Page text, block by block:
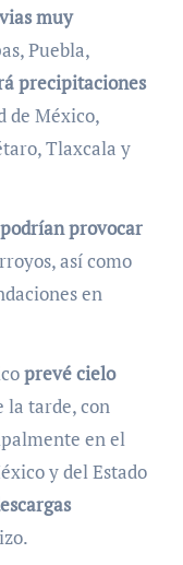
muy
Puebla,
precipitaciones
de México,
Tlaxcala y
podrían provocar
así como
en
prevé cielo
tarde, con
en el
y del Estado